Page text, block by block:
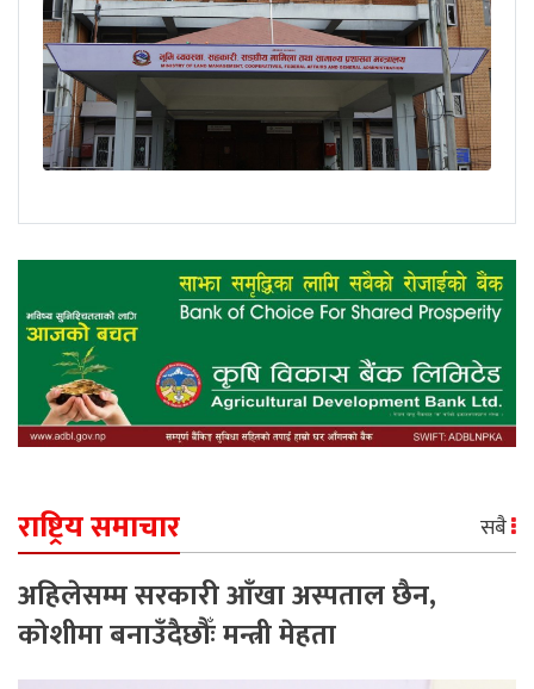
राष्ट्रिय समाचार सबै
अहिलेसम्म सरकारी आँखा अस्पताल छैन,
कोशीमा बनाउँदैछौँः मन्त्री मेहता